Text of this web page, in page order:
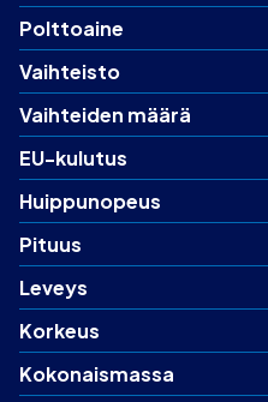
Polttoaine
Vaihteisto
Vaihteiden määrä
EU-kulutus
Huippunopeus
Pituus
Leveys
Korkeus
Kokonaismassa